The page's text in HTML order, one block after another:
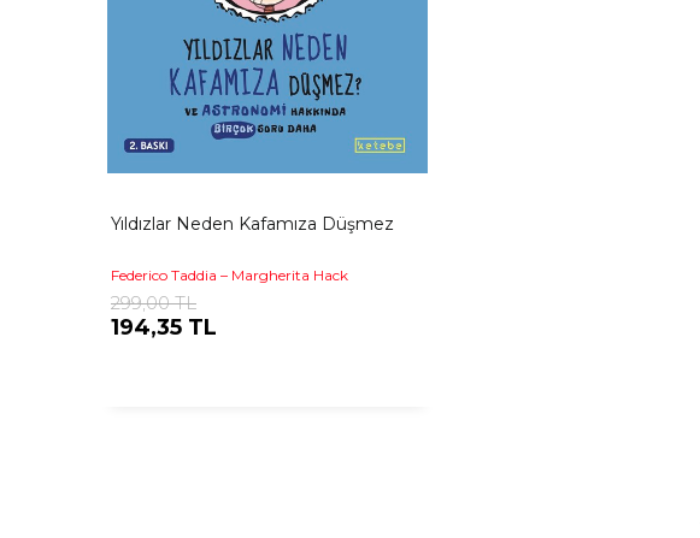
Yıldızlar Neden Kafamıza Düşmez
Federico Taddia – Margherita Hack
299,00 TL
194,35 TL